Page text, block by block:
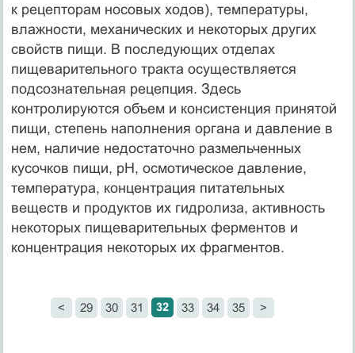
к рецепторам носовых ходов), температуры,
влажности, механических и некоторых других
свойств пищи. В последующих отделах
пищеварительного тракта осуществляется
подсознательная рецепция. Здесь
контролируются объем и консистенция принятой
пищи, степень наполнения органа и давление в
нем, наличие недостаточно размельченных
кусочков пищи, рН, осмотическое давление,
температура, концентрация питательных
веществ и продуктов их гидролиза, активность
некоторых пищеварительных ферментов и
концентрация некоторых их фрагментов.
< 29 30 31 32 33 34 35 >